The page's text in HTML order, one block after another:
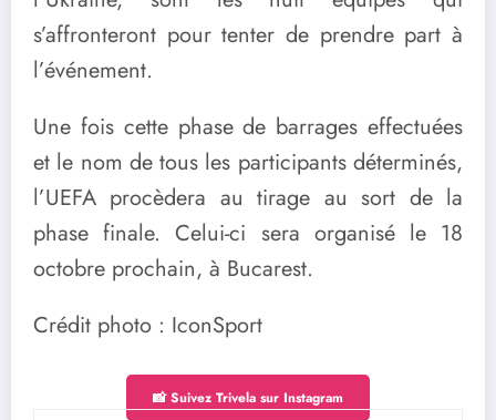
s’affronteront pour tenter de prendre part à
l’événement.
Une fois cette phase de barrages effectuées
et le nom de tous les participants déterminés,
l’UEFA procèdera au tirage au sort de la
phase finale. Celui-ci sera organisé le 18
octobre prochain, à Bucarest.
Crédit photo : IconSport
📸 Suivez Trivela sur Instagram